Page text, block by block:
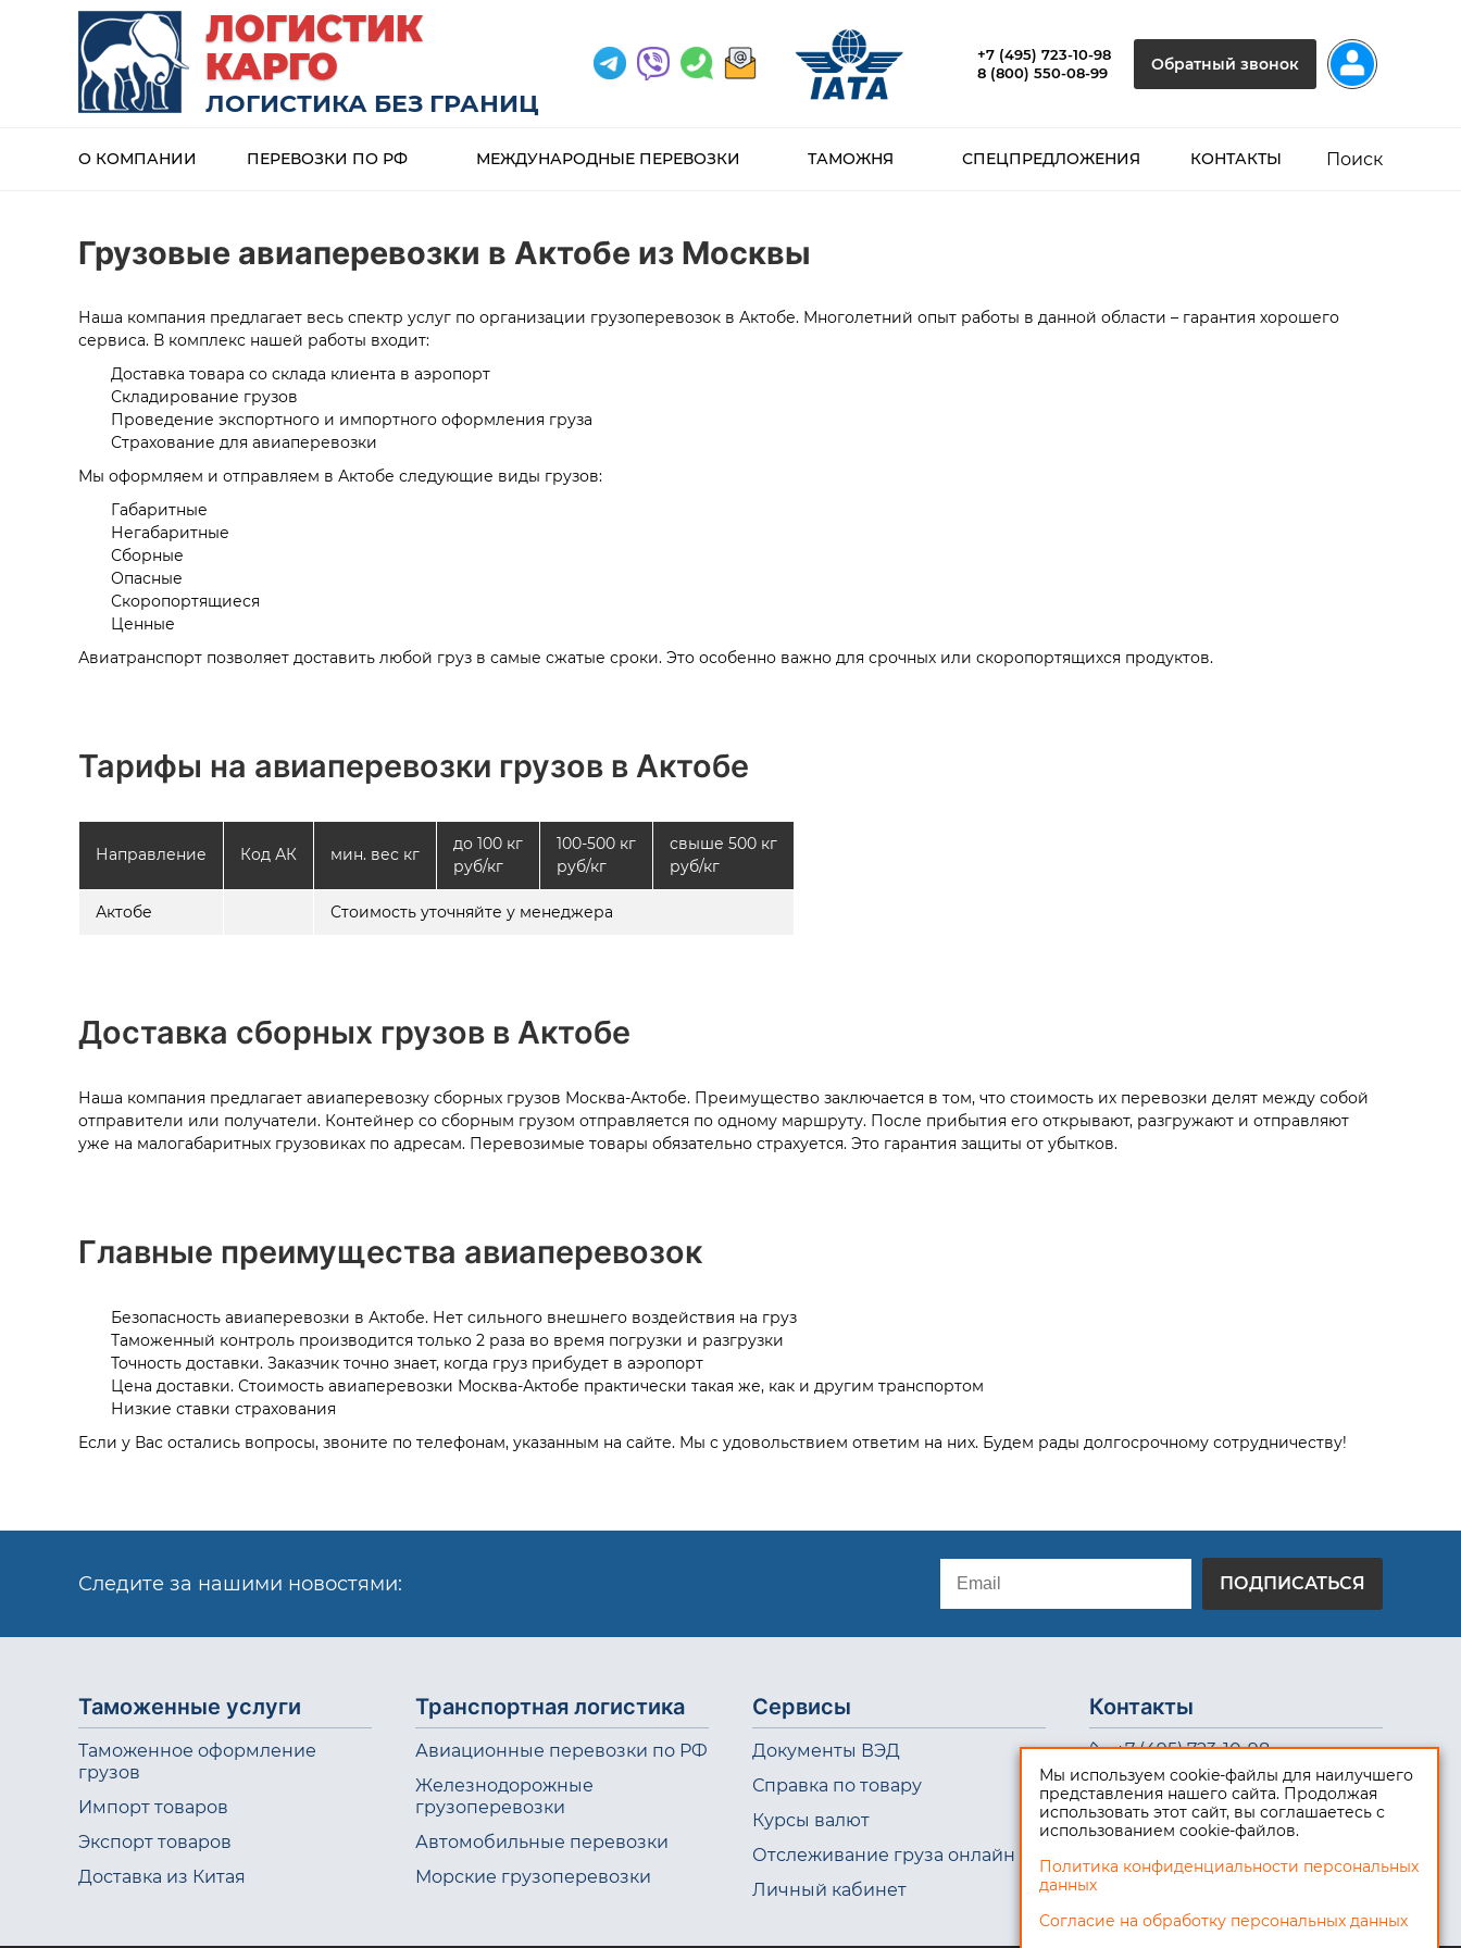
ЛОГИСТИК
КАРГО
ЛОГИСТИКА БЕЗ ГРАНИЦ
+7 (495) 723-10-98
8 (800) 550-08-99
Обратный звонок
О КОМПАНИИ ПЕРЕВОЗКИ ПО РФ МЕЖДУНАРОДНЫЕ ПЕРЕВОЗКИ ТАМОЖНЯ СПЕЦПРЕДЛОЖЕНИЯ КОНТАКТЫ Поиск
Грузовые авиаперевозки в Актобе из Москвы
Наша компания предлагает весь спектр услуг по организации грузоперевозок в Актобе. Многолетний опыт работы в данной области – гарантия хорошего
сервиса. В комплекс нашей работы входит:
Доставка товара со склада клиента в аэропорт
Складирование грузов
Проведение экспортного и импортного оформления груза
Страхование для авиаперевозки
Мы оформляем и отправляем в Актобе следующие виды грузов:
Габаритные
Негабаритные
Сборные
Опасные
Скоропортящиеся
Ценные
Авиатранспорт позволяет доставить любой груз в самые сжатые сроки. Это особенно важно для срочных или скоропортящихся продуктов.
Тарифы на авиаперевозки грузов в Актобе
Направление Код АК мин. вес кг
до 100 кг
руб/кг
100-500 кг
руб/кг
свыше 500 кг
руб/кг
Актобе Стоимость уточняйте у менеджера
Доставка сборных грузов в Актобе
Наша компания предлагает авиаперевозку сборных грузов Москва-Актобе. Преимущество заключается в том, что стоимость их перевозки делят между собой
отправители или получатели. Контейнер со сборным грузом отправляется по одному маршруту. После прибытия его открывают, разгружают и отправляют
уже на малогабаритных грузовиках по адресам. Перевозимые товары обязательно страхуется. Это гарантия защиты от убытков.
Главные преимущества авиаперевозок
Безопасность авиаперевозки в Актобе. Нет сильного внешнего воздействия на груз
Таможенный контроль производится только 2 раза во время погрузки и разгрузки
Точность доставки. Заказчик точно знает, когда груз прибудет в аэропорт
Цена доставки. Стоимость авиаперевозки Москва-Актобе практически такая же, как и другим транспортом
Низкие ставки страхования
Если у Вас остались вопросы, звоните по телефонам, указанным на сайте. Мы с удовольствием ответим на них. Будем рады долгосрочному сотрудничеству!
Следите за нашими новостями: ПОДПИСАТЬСЯ
Таможенные услуги
Таможенное оформление
грузов
Импорт товаров
Экспорт товаров
Доставка из Китая
Транспортная логистика
Авиационные перевозки по РФ
Железнодорожные
грузоперевозки
Автомобильные перевозки
Морские грузоперевозки
Сервисы
Документы ВЭД
Справка по товару
Курсы валют
Отслеживание груза онлайн
Личный кабинет
Контакты
+7 (495) 723-10-98
8 (800) 550-08-99
info@logistic-cargo.ru
Мы используем cookie-файлы для наилучшего
представления нашего сайта. Продолжая
использовать этот сайт, вы соглашаетесь с
использованием cookie-файлов.
Политика конфиденциальности персональных
данных
Согласие на обработку персональных данных